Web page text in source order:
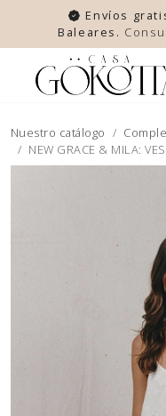
Envíos
Baleares.
Nuestro catálogo
NEW GRACE & MILA: